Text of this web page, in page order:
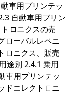
車用プリンテッ
自動車用プリン
ロニクスの売
ローバルレベニ
ロニクス、販売
途別 2.4.1 乗用
車用プリンテッ
ドエレクトロニ